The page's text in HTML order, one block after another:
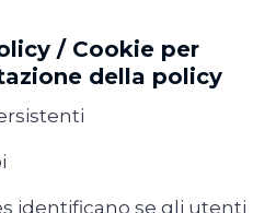
/ Cookie per
della policy
identificano se gli utenti